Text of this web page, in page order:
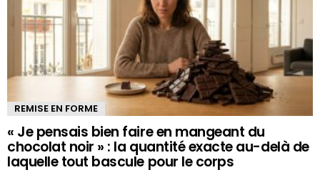
REMISE EN FORME
« Je pensais bien faire en mangeant du
chocolat noir » : la quantité exacte au-delà de
laquelle tout bascule pour le corps